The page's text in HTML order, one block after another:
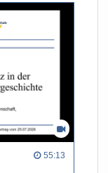
55:13